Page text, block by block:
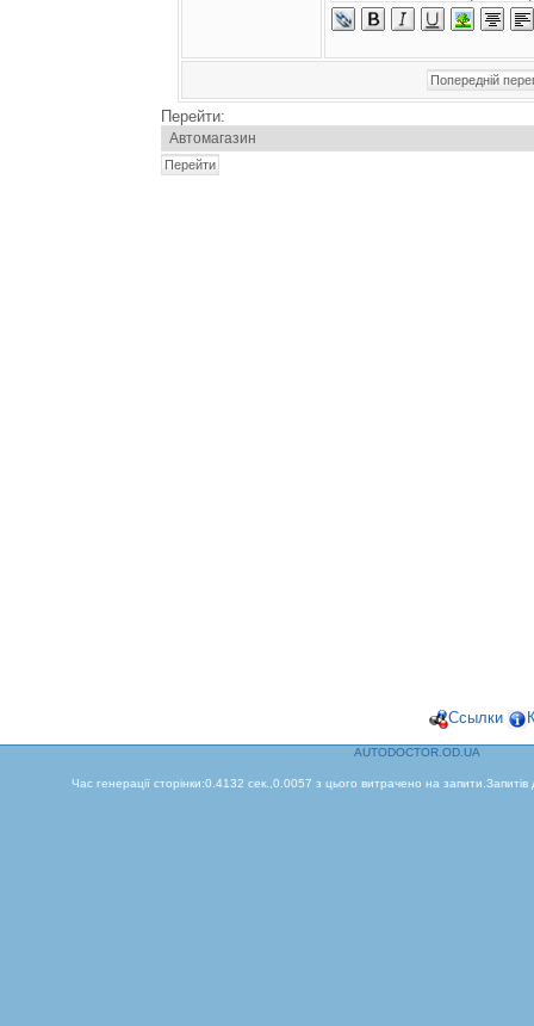
Перейти:
Ссылки
AUTODOCTOR.OD.UA
Час генерації сторінки:0.4132 сек.,0.0057 з цього витрачено на